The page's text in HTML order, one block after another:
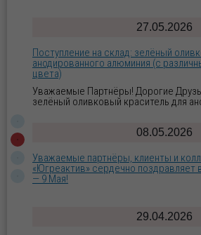
27.05.2026
Поступление на склад: зелёный
анодированного алюминия (с
цвета)
Уважаемые Партнёры! Дорогие
зелёный оливковый краситель для
08.05.2026
Уважаемые партнёры, клиенты и
«Югреактив» сердечно
— 9 Мая!
29.04.2026